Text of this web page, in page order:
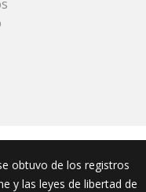
obtuvo de los registros
y las leyes de libertad de